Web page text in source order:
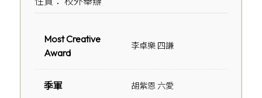
Most Creative
Award
李卓樂 四謙
季軍 胡紫恩 六愛